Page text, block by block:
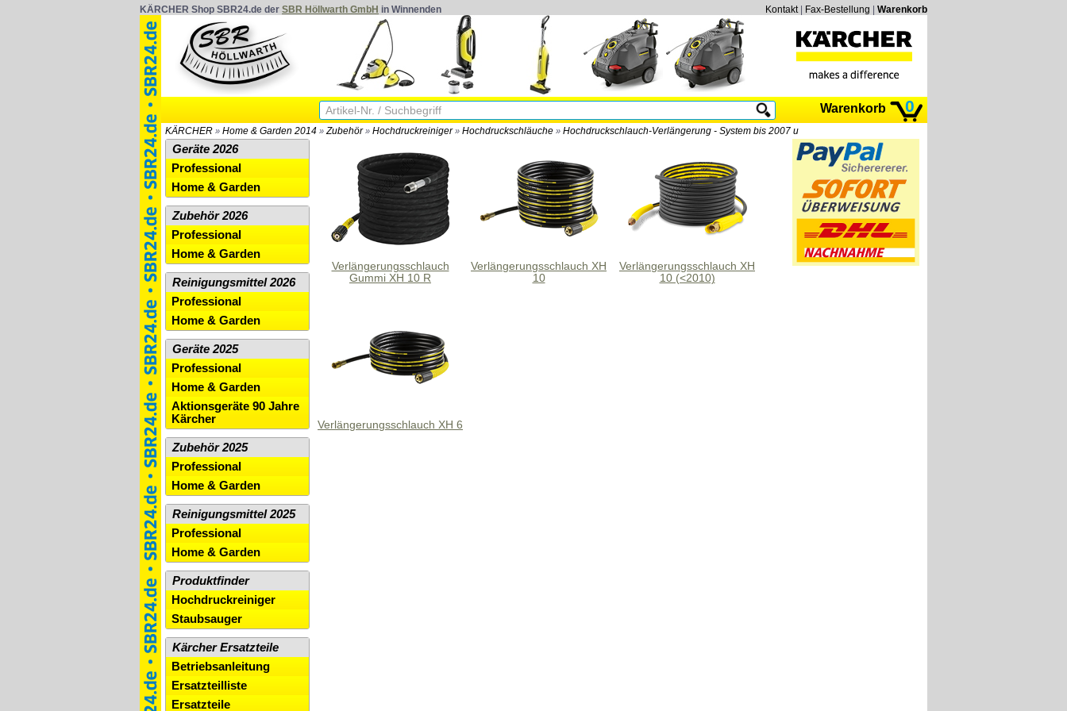
KÄRCHER Shop SBR24.de der SBR Höllwarth GmbH in Winnenden Kontakt| Fax-Bestellung Warenkorb
Warenkorb 0
KÄRCHER » Home & Garden 2014 » Zubehör» Hochdruckreiniger» Hochdruckschläuche » Hochdruckschlauch-Verlängerung - System bis 2007 u
Verlängerungsschlauch
Gummi XH 10 R
Verlängerungsschlauch XH
10
Verlängerungsschlauch XH
10 (<2010)
Verlängerungsschlauch XH 6
Geräte 2026
Professional
Home & Garden
Zubehör 2026
Professional
Home & Garden
Reinigungsmittel 2026
Professional
Home & Garden
Geräte 2025
Professional
Home & Garden
Aktionsgeräte 90 Jahre
Kärcher
Zubehör 2025
Professional
Home & Garden
Reinigungsmittel 2025
Professional
Home & Garden
Produktfinder
Hochdruckreiniger
Staubsauger
Kärcher Ersatzteile
Betriebsanleitung
Ersatzteilliste
Ersatzteile